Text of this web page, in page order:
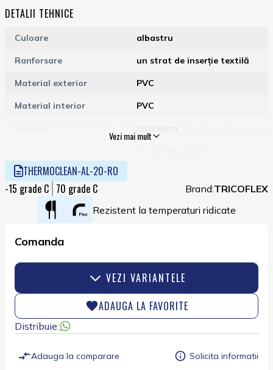
DETALII TEHNICE
Culoare albastru
Ranforsare un strat de inserție textilă
Material exterior PVC
Material interior PVC
Presiune lucru (bar)
Preiune spargere (bar) 100
Vezi mai mult
THERMOCLEAN-AL-20-RO
-15
70 Brand:TRICOFLEX
Rezistent la temperaturi ridicate
Comanda
VEZI VARIANTELE
ADAUGA LA FAVORITE
Distribuie:
Adauga la comparare Solicita informatii